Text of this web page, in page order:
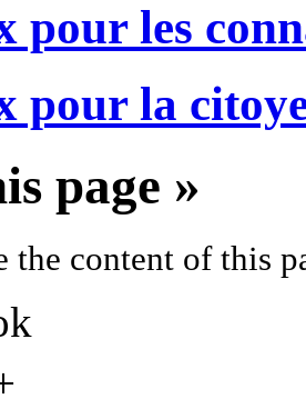
pour les
pour la
page »
the content of this